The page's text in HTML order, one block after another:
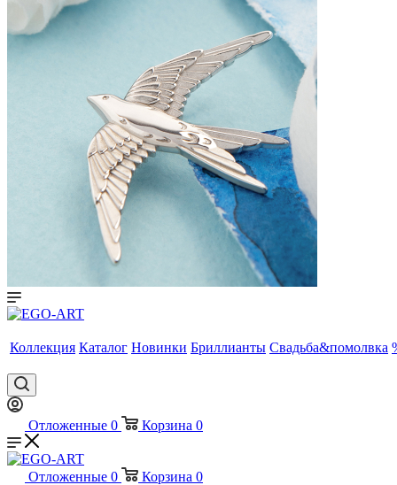
Коллекция Каталог Новинки Бриллианты Свадьба&помолвка
Отложенные 0 Корзина 0
Отложенные 0 Корзина 0